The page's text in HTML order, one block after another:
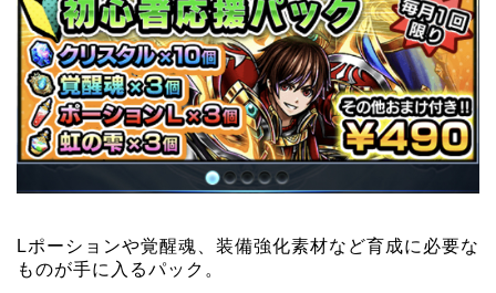
Lポーションや覚醒魂、装備強化素材など育成に必要な
ものが手に入るパック。